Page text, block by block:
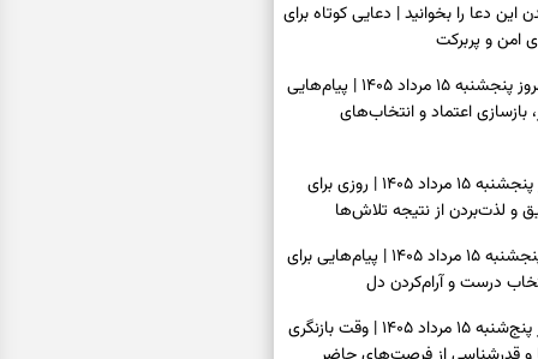
این دعا را بخوانید | دعایی کوتاه برای
امن و پربرکت
فال فرشتگان امروز پنجشنبه ۱۵ مرداد ۱۴۰۵ | پیام‌هایی
بازسازی اعتماد و انتخاب‌های
فال روزانه امروز پنجشنبه ۱۵ مرداد ۱۴۰۵ | روزی برای
و لذت‌بردن از نتیجه تلاش‌ها
فال انبیا امروز پنجشنبه ۱۵ مرداد ۱۴۰۵ | پیام‌هایی برای
درست و آرام‌کردن دل
فال حافظ امروز پنج‌شنبه ۱۵ مرداد ۱۴۰۵ | وقت بازنگری